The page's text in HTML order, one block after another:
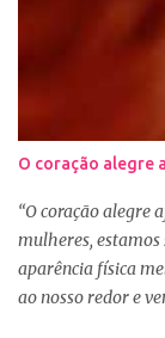
O coração alegre
“O coração alegre
mulheres,
aparência física
ao nosso redor e